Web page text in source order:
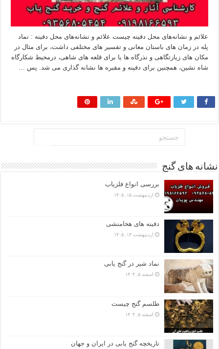
علائم و نشانه‌های محل دفینه چیست علائم و نشانه‌های محل دفینه : نماد
پله در زمان های باستان معانی و تفسیر های مختلفی داشت، برای مثال در
مکان های زیارتگاهی و نذرگاه ها یا برای قلعه های شاهی، درمحیط شکارگاه
شاه نشین، همچنین برای دفینه و مقبره ها نشانه گذاری می شد. پس …
نشانه های گنج
بررسی انواع فلزیاب
اردیبهشت ۱۵, ۱۴۰۵
دفینه های هخامنشی
اردیبهشت ۱۳, ۱۴۰۵
نماد شیر در گنج یابی
اسفند ۵, ۱۴۰۴
طلسم گنج چیست
اسفند ۵, ۱۴۰۴
تاریخچه گنج‌ یابی در ایران و جهان